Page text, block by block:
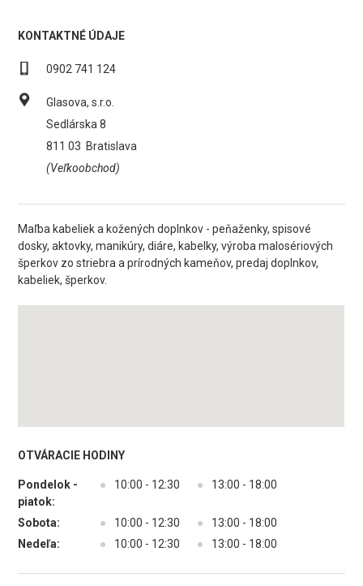
KONTAKTNÉ ÚDAJE
0902 741 124
Glasova, s.r.o.
Sedlárska 8
811 03 Bratislava
(Veľkoobchod)
Maľba kabeliek a kožených doplnkov - peňaženky, spisové
dosky, aktovky, manikúry, diáre, kabelky, výroba malosériových
šperkov zo striebra a prírodných kameňov, predaj doplnkov,
kabeliek, šperkov.
OTVÁRACIE HODINY
Pondelok -
piatok:
● 10:00 - 12:30 ● 13:00 - 18:00
Sobota: ● 10:00 - 12:30 ●
13:00 - 18:00
Nedeľa:
● 10:00 - 12:30 ● 13:00 - 18:00